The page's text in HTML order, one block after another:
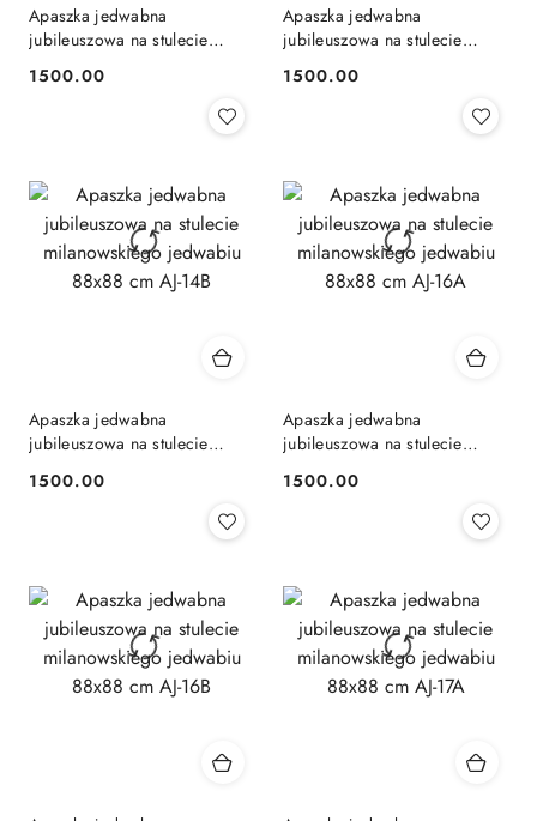
Apaszka jedwabna
jubileuszowa na stulecie
88x88 cm AJ-13B
Cena:
1500.00
Apaszka jedwabna
jubileuszowa na stulecie
88x88 cm AJ-14A
Cena:
1500.00
Apaszka jedwabna
jubileuszowa na stulecie
88x88 cm AJ-14B
Cena:
1500.00
Apaszka jedwabna
jubileuszowa na stulecie
88x88 cm AJ-16A
Cena:
1500.00